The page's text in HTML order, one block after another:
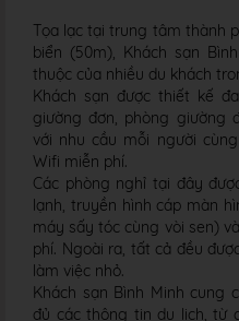
Tọa lạc tại trung tâm thành
biển (50m), Khách sạn
thuộc của nhiều du khách
Khách sạn được thiết kế
giường đơn, phòng giường
với nhu cầu mỗi người
Wifi miễn phí.
Các phòng nghỉ tại đây
lạnh, truyền hình cáp màn
máy sấy tóc cùng vòi sen)
phí. Ngoài ra, tất cả đều
làm việc nhỏ.
Khách sạn Bình Minh cung
đủ các thông tin du lịch, từ